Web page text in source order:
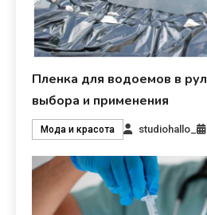
Пленка для водоемов в
выбора и применения
Мода и красота studiohallo_